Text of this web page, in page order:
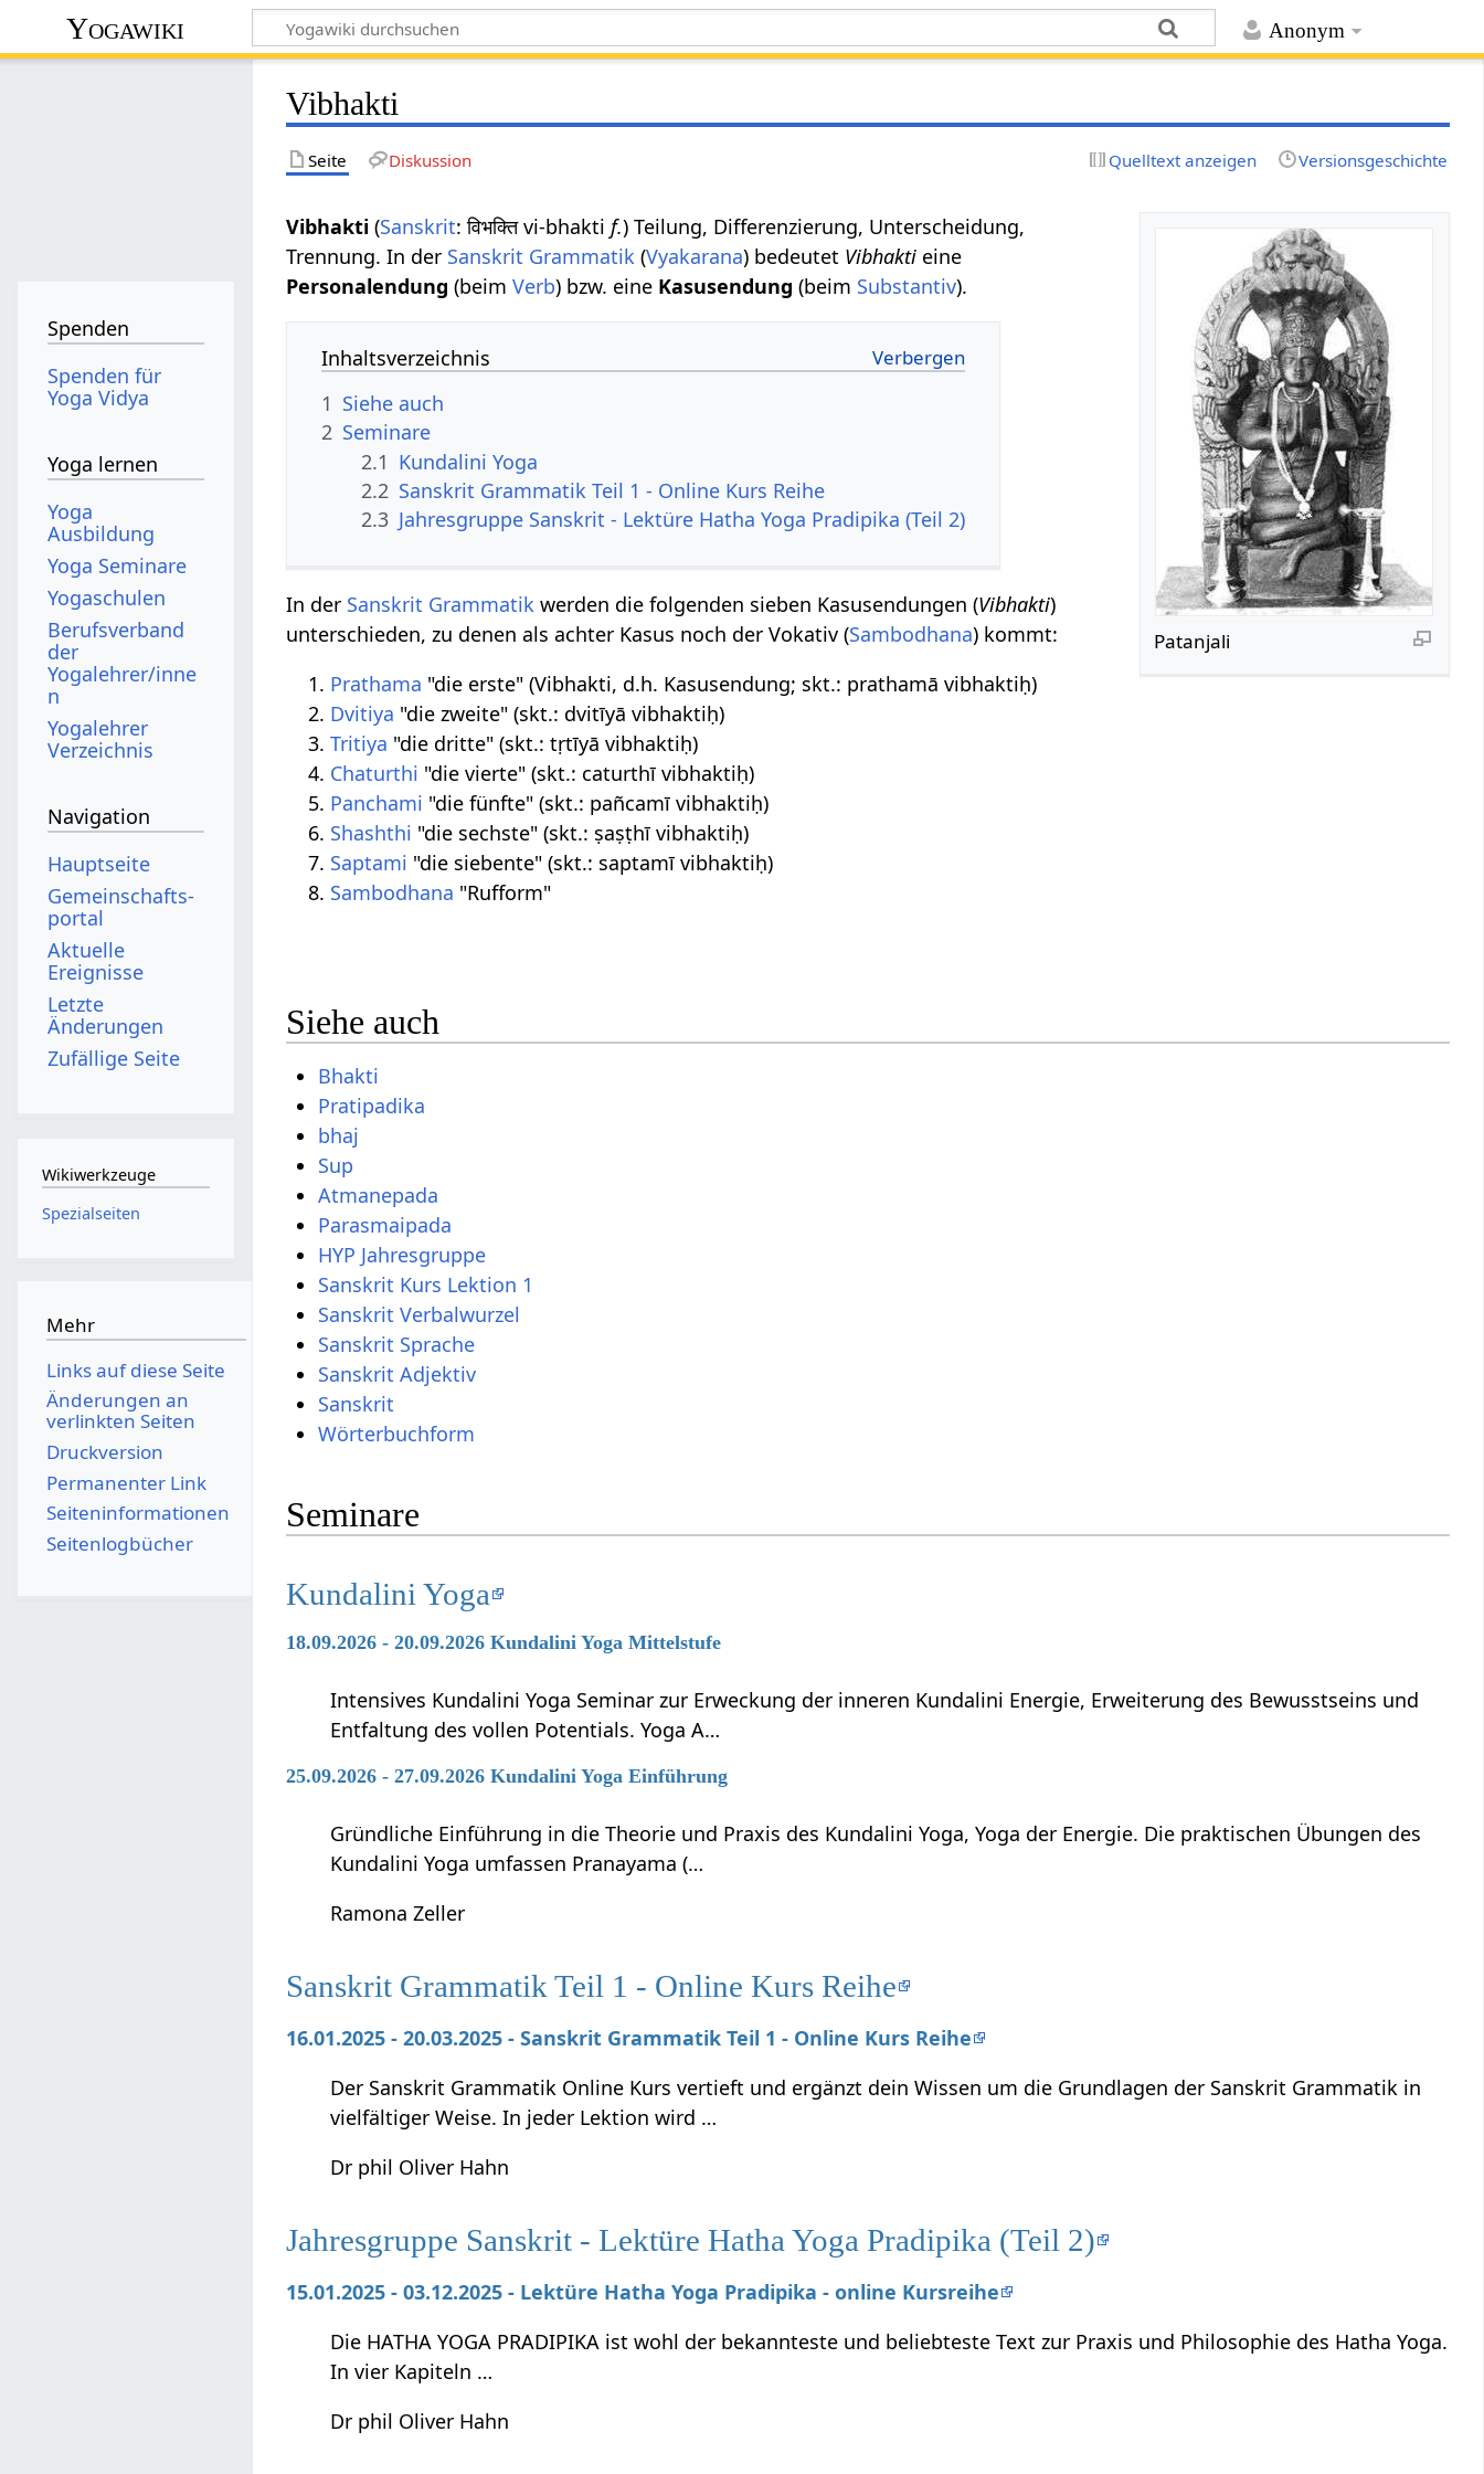
Anonym
Yogawiki
Vibhakti
Seite Diskussion Quelltext anzeigen Versionsgeschichte
Patanjali
Vibhakti (Sanskrit: विभक्ति vi-bhakti f.) Teilung, Differenzierung, Unterscheidung,
Trennung. In der Sanskrit Grammatik (Vyakarana) bedeutet Vibhakti eine
Personalendung (beimVerb) bzw. eine Kasusendung (beim Substantiv).
Inhaltsverzeichnis
1 Siehe auch
2 Seminare
2.1 Kundalini Yoga
2.2 Sanskrit Grammatik Teil 1 - Online Kurs Reihe
2.3 Jahresgruppe Sanskrit - Lektüre Hatha Yoga Pradipika (Teil 2)
In der Sanskrit Grammatik werden die folgenden sieben Kasusendungen (Vibhakti)
unterschieden, zu denen als achter Kasus noch der Vokativ (Sambodhana) kommt:
Prathama "die erste" (Vibhakti, d.h. Kasusendung; skt.: prathamā vibhaktiḥ)
Dvitiya "die zweite" (skt.: dvitīyā vibhaktiḥ)
Tritiya "die dritte" (skt.: tṛtīyā vibhaktiḥ)
Chaturthi "die vierte" (skt.: caturthī vibhaktiḥ)
Panchami "die fünfte" (skt.: pañcamī vibhaktiḥ)
Shashthi "die sechste" (skt.: ṣaṣṭhī vibhaktiḥ)
Saptami "die siebente" (skt.: saptamī vibhaktiḥ)
Sambodhana "Rufform"
Siehe auch
Bhakti
Pratipadika
bhaj
Sup
Atmanepada
Parasmaipada
HYP Jahresgruppe
Sanskrit Kurs Lektion 1
Sanskrit
Wörterbuchform
Seminare
Kundalini Yoga
18.09.2026 - 20.09.2026 Kundalini Yoga Mittelstufe
Intensives Kundalini Yoga Seminar zur Erweckung der inneren Kundalini Energie, Erweiterung des Bewusstseins und
Entfaltung des vollen Potentials. Yoga A…
25.09.2026 - 27.09.2026 Kundalini Yoga Einführung
Gründliche Einführung in die Theorie und Praxis des Kundalini Yoga, Yoga der Energie. Die praktischen Übungen des
Kundalini Yoga umfassen Pranayama (…
Ramona Zeller
Sanskrit Grammatik Teil 1 - Online Kurs Reihe
16.01.2025 - 20.03.2025 - Sanskrit Grammatik Teil 1 - Online Kurs Reihe
Der Sanskrit Grammatik Online Kurs vertieft und ergänzt dein Wissen um die Grundlagen der Sanskrit Grammatik in
vielfältiger Weise. In jeder Lektion wird …
Dr phil Oliver Hahn
Jahresgruppe Sanskrit - Lektüre Hatha Yoga Pradipika (Teil 2)
15.01.2025 - 03.12.2025 - Lektüre Hatha Yoga Pradipika - online Kursreihe
Die HATHA YOGA PRADIPIKA ist wohl der bekannteste und beliebteste Text zur Praxis und Philosophie des Hatha Yoga.
In vier Kapiteln …
Dr phil Oliver Hahn
Spenden
Spenden für
Yoga Vidya
Yoga lernen
Yoga
Ausbildung
Yoga Seminare
Yogaschulen
Berufsverband
der
Yogalehrer/inne
n
Yogalehrer
Verzeichnis
Navigation
Hauptseite
Gemeinschafts­
portal
Aktuelle
Ereignisse
Letzte
Änderungen
Zufällige Seite
Wikiwerkzeuge
Spezialseiten
Mehr
Links auf diese Seite
Änderungen an
verlinkten Seiten
Druckversion
Permanenter Link
Seiten­­informationen
Seitenlogbücher